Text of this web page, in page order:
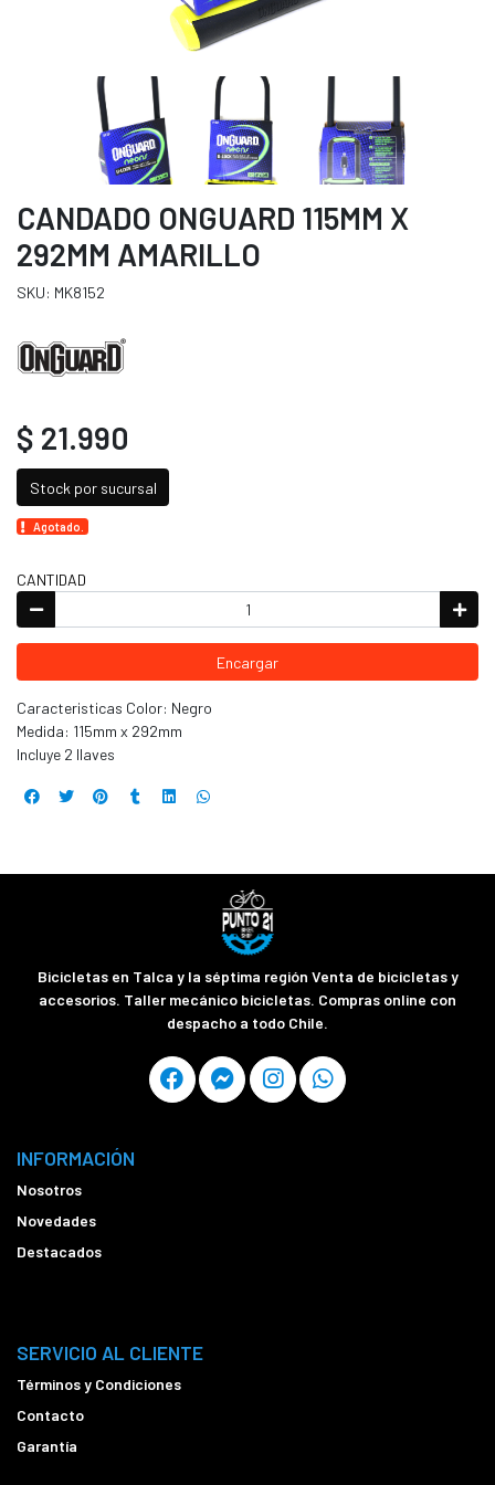
CANDADO ONGUARD 115MM X
292MM AMARILLO
SKU: MK8152
$ 21.990
Stock por sucursal
Agotado.
CANTIDAD
Encargar
Caracteristicas Color: Negro
Medida: 115mm x 292mm
Incluye 2 llaves
Bicicletas en Talca y la séptima región Venta de bicicletas y
accesorios. Taller mecánico bicicletas. Compras online con
despacho a todo Chile.
INFORMACIÓN
Nosotros
Novedades
Destacados
SERVICIO AL CLIENTE
Términos y Condiciones
Contacto
Garantía